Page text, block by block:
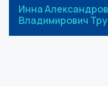
Инна
Владимирович